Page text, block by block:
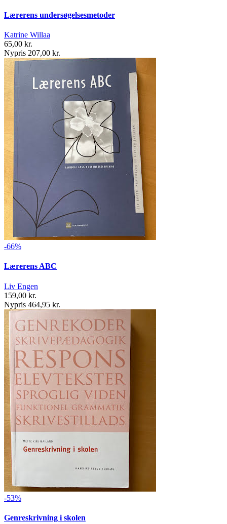
Lærerens undersøgelsesmetoder
Katrine Willaa
65,00 kr.
Nypris 207,00 kr.
-66%
Lærerens ABC
Liv Engen
159,00 kr.
Nypris 464,95 kr.
-53%
Genreskrivning i skolen